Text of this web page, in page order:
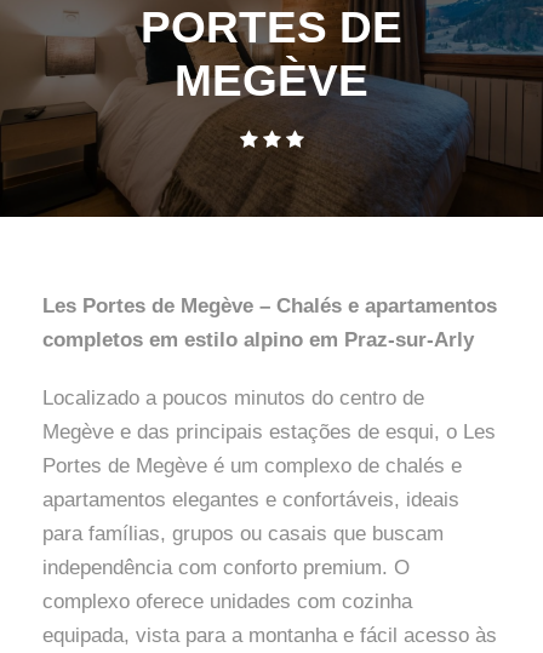
PORTES DE
MEGÈVE
Les Portes de Megève – Chalés e apartamentos
completos em estilo alpino em Praz-sur-Arly
Localizado a poucos minutos do centro de
Megève e das principais estações de esqui, o Les
Portes de Megève é um complexo de chalés e
apartamentos elegantes e confortáveis, ideais
para famílias, grupos ou casais que buscam
independência com conforto premium. O
complexo oferece unidades com cozinha
equipada, vista para a montanha e fácil acesso às